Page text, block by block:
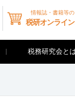
情報誌・書籍等の
税研オンライ
税務研究会と